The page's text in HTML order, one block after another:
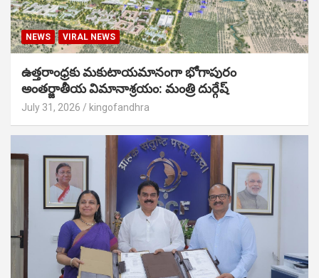
NEWS VIRAL NEWS
ఉత్తరాంధ్రకు మకుటాయమానంగా భోగాపురం
అంతర్జాతీయ విమానాశ్రయం: మంత్రి దుర్గేష్
July 31, 2026 kingofandhra